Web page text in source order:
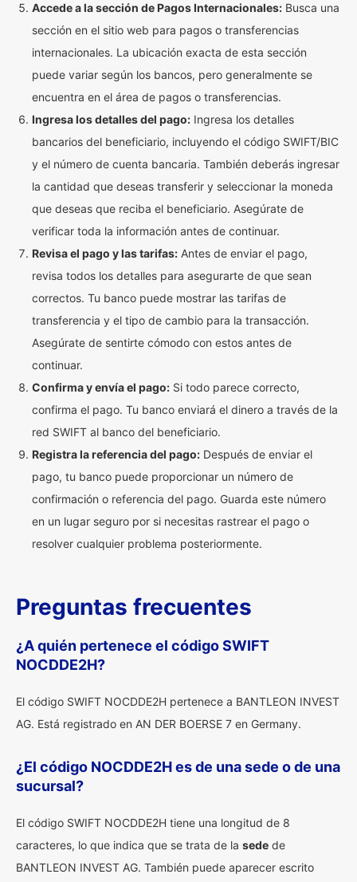
Accede a la sección de Pagos Internacionales: Busca una
sección en el sitio web para pagos o transferencias
internacionales. La ubicación exacta de esta sección
puede variar según los bancos, pero generalmente se
encuentra en el área de pagos o transferencias.
Ingresa los detalles del pago: Ingresa los detalles
bancarios del beneficiario, incluyendo el código SWIFT/BIC
y el número de cuenta bancaria. También deberás ingresar
la cantidad que deseas transferir y seleccionar la moneda
que deseas que reciba el beneficiario. Asegúrate de
verificar toda la información antes de continuar.
Revisa el pago y las tarifas: Antes de enviar el pago,
revisa todos los detalles para asegurarte de que sean
correctos. Tu banco puede mostrar las tarifas de
transferencia y el tipo de cambio para la transacción.
Asegúrate de sentirte cómodo con estos antes de
continuar.
Confirma y envía el pago: Si todo parece correcto,
confirma el pago. Tu banco enviará el dinero a través de la
red SWIFT al banco del beneficiario.
Registra la referencia del pago: Después de enviar el
pago, tu banco puede proporcionar un número de
confirmación o referencia del pago. Guarda este número
en un lugar seguro por si necesitas rastrear el pago o
resolver cualquier problema posteriormente.
Preguntas frecuentes
¿A quién pertenece el código SWIFT
NOCDDE2H?
El código SWIFT NOCDDE2H pertenece a BANTLEON INVEST
AG. Está registrado en AN DER BOERSE 7 en Germany.
¿El código NOCDDE2H es de una sede o de una
sucursal?
El código SWIFT NOCDDE2H tiene una longitud de 8
caracteres, lo que indica que se trata de la sede de
BANTLEON INVEST AG. También puede aparecer escrito